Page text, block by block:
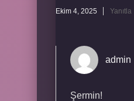
Ekim 4, 2025 Yanıtla
admin
Şermin!